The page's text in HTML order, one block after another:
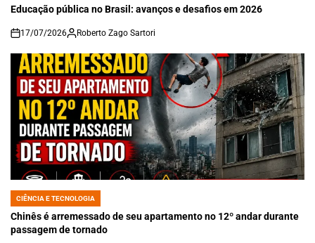
IN
Educação pública no Brasil: avanços e desafios em 2026
on
17/07/2026 Roberto Zago Sartori
POSTED
IN
CIÊNCIA E TECNOLOGIA
Chinês é arremessado de seu apartamento no 12º andar durante
passagem de tornado